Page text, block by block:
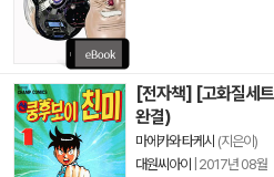
[전자책] [고화질세
완결)
마에카와 타케시 (지은이)
대원씨아이
2017년 08월